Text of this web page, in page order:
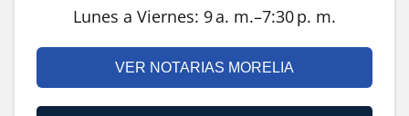
Lunes a Viernes: 9 a. m.–7:30 p. m.
VER NOTARIAS MORELIA